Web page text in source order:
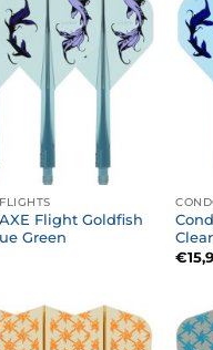
Flight Goldfish
Green
€